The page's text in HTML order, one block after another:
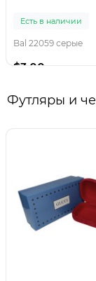
Есть в наличии
Bal 22059 серые
$3.00
Футляры и